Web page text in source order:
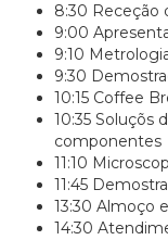
8:30 Receção
9:00
9:10
9:30
10:15 Coffee
10:35 Soluçõs
componentes
11:10
11:45
13:30 Almoço
14:30